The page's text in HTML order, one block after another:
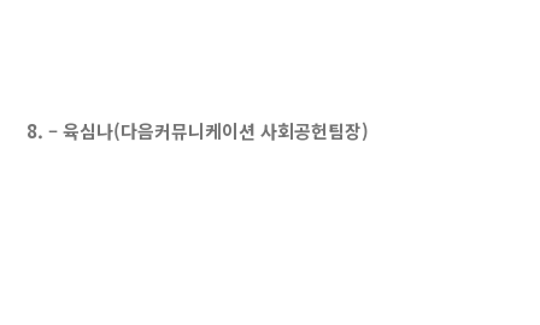
8. – 육심나(다음커뮤니케이션 사회공헌팀장)